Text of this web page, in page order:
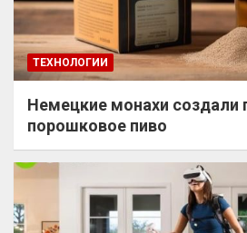
ТЕХНОЛОГИИ
Немецкие монахи создали
порошковое пиво